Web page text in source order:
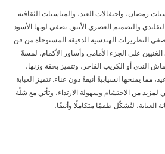
رمضان، واحتفالات العيد، والمناسبات الثقافية
والتصميم العصري الأنيق. يضفي لونها الأسود
التطريزات الهندسية الدقيقة المستوحاة من فن
الغنيين على الجزء الأمامي وأساور الأكمام، لمسةً
الندى أو الكريب الفاخر، وتتميز بخفة وزنها،
مما يمنحها انسيابيةً أنيقةً دون عناء. تتميز العباية
لمزيد من الاحتشام وسهولة الارتداء، وتأتي مع شلّة
لتُشكّل طقمًا متكاملًا وأنيقًا.